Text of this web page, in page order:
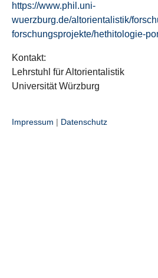
https://www.phil.uni-
wuerzburg.de/altorientalistik/
forschungsprojekte/hethitologie-
Kontakt:
Lehrstuhl für Altorientalistik
Universität Würzburg
Impressum | Datenschutz